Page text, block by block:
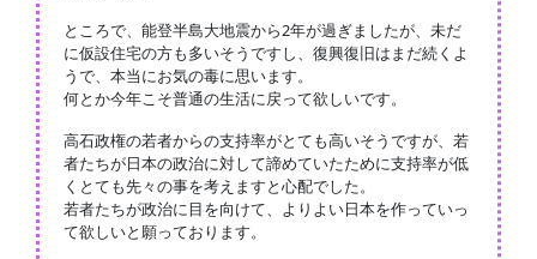
ところで、能登半島大地震から2年が過ぎましたが、未だ
に仮設住宅の方も多いそうですし、復興復旧はまだ続くよ
うで、本当にお気の毒に思います。
何とか今年こそ普通の生活に戻って欲しいです。
高石政権の若者からの支持率がとても高いそうですが、若
者たちが日本の政治に対して諦めていたために支持率が低
くとても先々の事を考えますと心配でした。
若者たちが政治に目を向けて、よりよい日本を作っていっ
て欲しいと願っております。